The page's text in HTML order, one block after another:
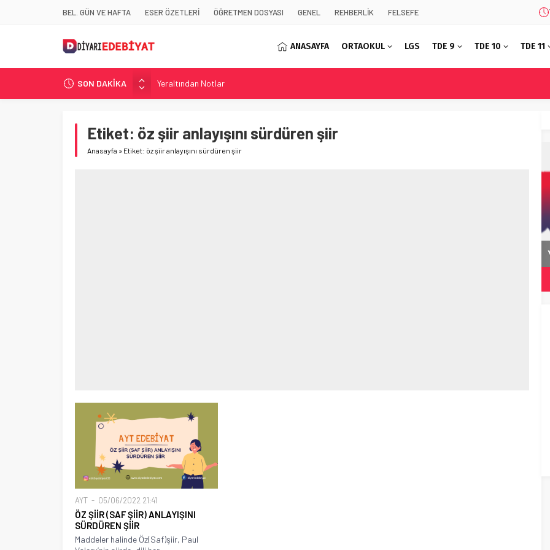
BEL. GÜN VE HAFTA ESER ÖZETLERİ ÖĞRETMEN DOSYASI GENEL REHBERLİK FELSEFE
ANASAYFA ORTAOKUL LGS TDE 9 TDE 10 TDE 11
SON DAKİKA
Yeraltından Notlar
Aylak Adam
Demiryolu Hikâyecileri
Korkuyu Beklerken
Etiket: öz şiir anlayışını sürdüren şiir
Anasayfa » Etiket: öz şiir anlayışını sürdüren şiir
AYT 05/06/2022 21:41
ÖZ ŞİİR (SAF ŞİİR) ANLAYIŞINI
SÜRDÜREN ŞİİR
Maddeler halinde Öz(Saf)şiir, Paul